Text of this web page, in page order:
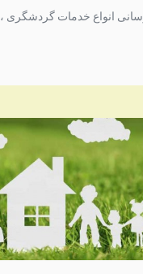
رسانی انواع خدمات گردشگری